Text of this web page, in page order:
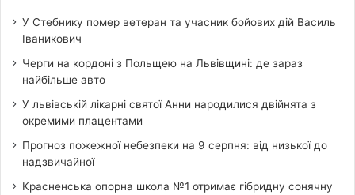
У Стебнику помер ветеран та учасник бойових дій Василь
Іваникович
Черги на кордоні з Польщею на Львівщині: де зараз
найбільше авто
У львівській лікарні святої Анни народилися двійнята з
окремими плацентами
Прогноз пожежної небезпеки на 9 серпня: від низької до
надзвичайної
Красненська опорна школа №1 отримає гібридну сонячну